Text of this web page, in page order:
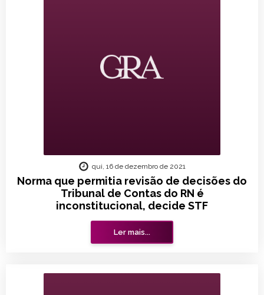
Norma que permitia revisão de decisões do
Tribunal de Contas do RN é
inconstitucional, decide STF
qui, 16 de dezembro de 2021
Ler mais...